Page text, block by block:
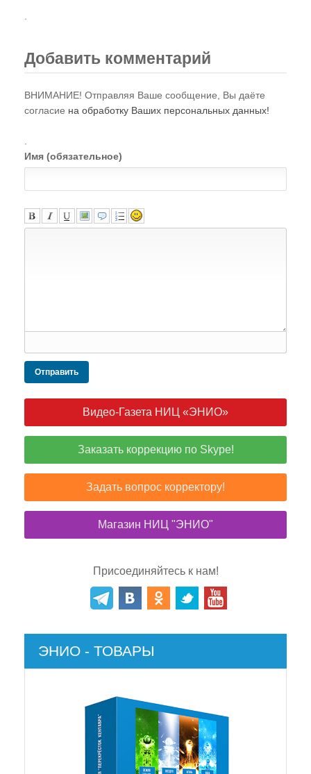
Добавить комментарий
ВНИМАНИЕ! Отправляя Ваше сообщение, Вы даёте
согласие на обработку Ваших персональных данных!
Имя (обязательное)
Отправить
Видео-Газета НИЦ «ЭНИО»
Заказать коррекцию по Skype!
Задать вопрос корректору!
Магазин НИЦ "ЭНИО"
Присоединяйтесь к нам!
ЭНИО - ТОВАРЫ